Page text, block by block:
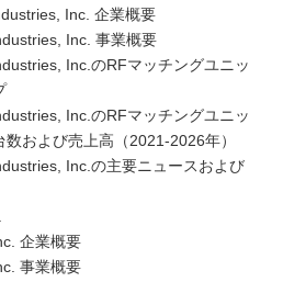
Inc. 企業概要
Inc. 事業概要
Inc.のRFマッチングユニッ
Inc.のRFマッチングユニッ
および売上高（2021-2026年）
Inc.の主要ニュースおよび
企業概要
事業概要